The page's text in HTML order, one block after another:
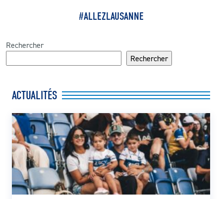
#ALLEZLAUSANNE
Rechercher
Rechercher
ACTUALITÉS